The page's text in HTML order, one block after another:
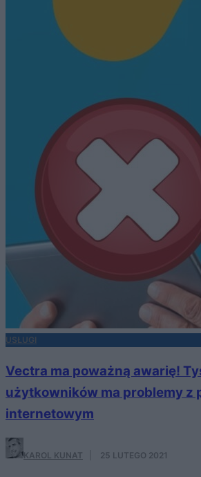
USŁUGI
Vectra ma poważną awarię!
użytkowników ma problemy z
internetowym
KAROL KUNAT 25 LUTEGO 2021